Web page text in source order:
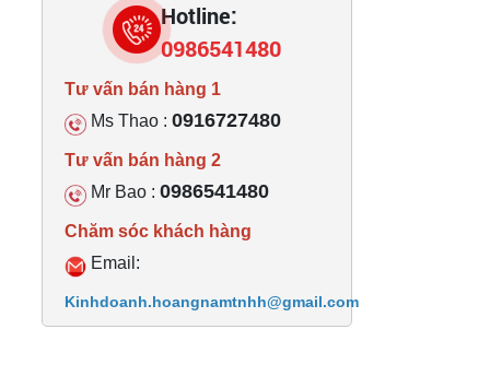
Hotline:
0986541480
Tư vấn bán hàng 1
Ms Thao : 0916727480
Tư vấn bán hàng 2
Mr Bao : 0986541480
Chăm sóc khách hàng
Email:
Kinhdoanh.hoangnamtnhh@gmail.com